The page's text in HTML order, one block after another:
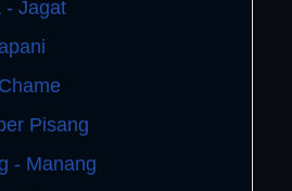
- Jagat
Pisang
- Manang